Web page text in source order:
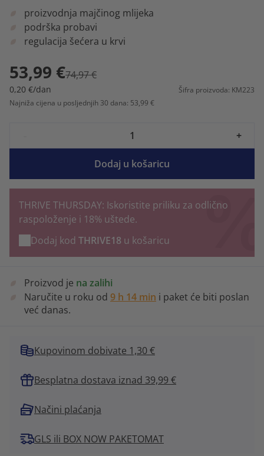
proizvodnja majčinog mlijeka
podrška probavi
regulacija šećera u krvi
53,99 €74,97 €
0,20 €/dan
Šifra proizvoda: KM223
Najniža cijena u posljednjih 30 dana: 53,99 €
+
Dodaj u košaricu
THRIVE THURSDAY: Iskoristite priliku za odlično
raspoloženje i 18% uštede.
Dodaj kod THRIVE18 u košaricu
Proizvod je na zalihi
Naručite u roku od 9 h 14 min i paket će biti poslan
već danas.
Kupovinom dobivate 1,30 €
Besplatna dostava iznad 39,99 €
Načini plaćanja
GLS ili BOX NOW PAKETOMAT